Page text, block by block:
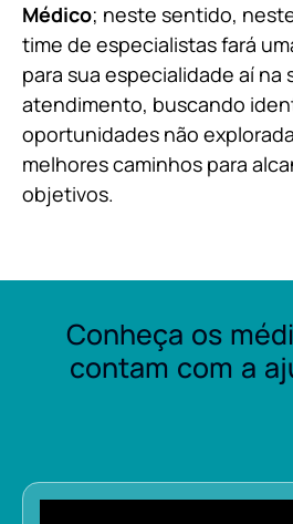
Médico; neste sentido,
time de especialistas fará
para sua especialidade aí na
atendimento, buscando
oportunidades não
melhores caminhos para
objetivos.
Conheça os
contam com a